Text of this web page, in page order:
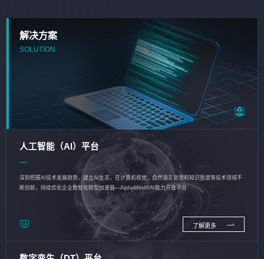
解决方案
SOLUTION
人工智能（AI）平台
深刻把握AI技术发展趋势，建立AI生态，在计算机视觉、自然语言处理和知识图谱等技术领域不
断创新，持续优化企业数智化转型加速器—AlphaMind®AI能力开放平台
了解更多